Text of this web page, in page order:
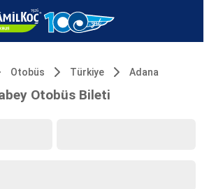
Otobüs Türkiye Adana
Otobüs Bileti